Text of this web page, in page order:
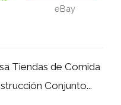
eBay
Tiendas de Comida
Conjunto...